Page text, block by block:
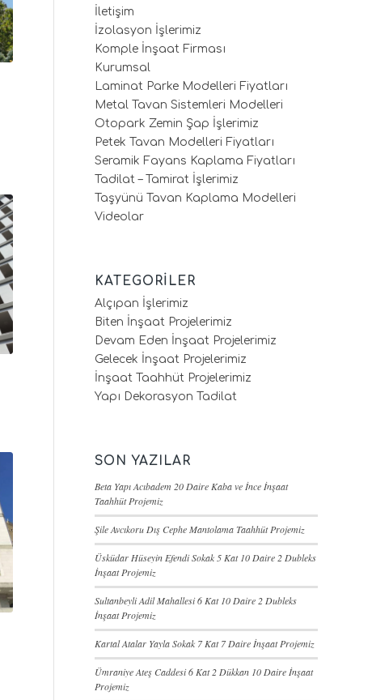
İletişim
İzolasyon İşlerimiz
Komple İnşaat Firması
Kurumsal
Laminat Parke Modelleri Fiyatları
Metal Tavan Sistemleri Modelleri
Otopark Zemin Şap İşlerimiz
Petek Tavan Modelleri Fiyatları
Seramik Fayans Kaplama Fiyatları
Tadilat – Tamirat İşlerimiz
Taşyünü Tavan Kaplama Modelleri
Videolar
KATEGORILER
Alçıpan İşlerimiz
Biten İnşaat Projelerimiz
Devam Eden İnşaat Projelerimiz
Gelecek İnşaat Projelerimiz
İnşaat Taahhüt Projelerimiz
Yapı Dekorasyon Tadilat
SON YAZILAR
Beta Yapı Acıbadem 20 Daire Kaba ve İnce İnşaat
Taahhüt Projemiz
Şile Avcıkoru Dış Cephe Mantolama Taahhüt Projemiz
Üsküdar Hüseyin Efendi Sokak 5 Kat 10 Daire 2 Dubleks
İnşaat Projemiz
Sultanbeyli Adil Mahallesi 6 Kat 10 Daire 2 Dubleks
İnşaat Projemiz
Kartal Atalar Yayla Sokak 7 Kat 7 Daire İnşaat Projemiz
Ümraniye Ateş Caddesi 6 Kat 2 Dükkan 10 Daire İnşaat
Projemiz